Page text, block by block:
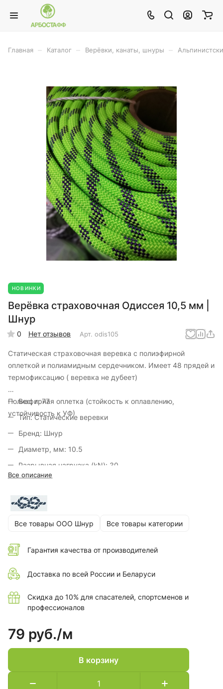
Главная Каталог Верёвки, канаты, шнуры
НОВИНКИ
Верёвка страховочная Одиссея 10,5 мм |
Шнур
0 Нет отзывов Арт. odis105
Статическая страховочная веревка с полиэфирной
оплеткой и полиамидным сердечником. Имеет 48 прядей и
термофиксацию ( веревка не дубеет)
Полиэфирная оплетка (стойкость к оплавлению,
устойчивость к УФ)
Вес, г: 77
Тип: Статические веревки
Бренд: Шнур
Диаметр, мм: 10.5
Разрывная нагрузка (kN): 30
Вес 1 метра (г): 77
Удлинение под нагрузкой 50/150 кг (%):2
Коэффициент узловязания: 0,9
Сдвиг оплетки, мм: 6
Максимальная сила рывка, kN: 5,8
Все описание
Все товары ООО Шнур Все товары категории
Гарантия качества от производителей
Доставка по всей России и Беларуси
Скидка до 10% для спасателей, спортсменов и
профессионалов
79 руб./м
В корзину